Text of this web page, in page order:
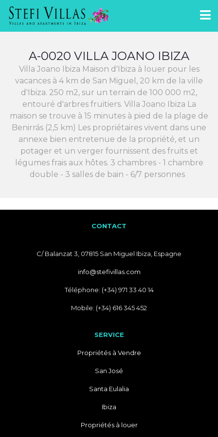
A-0020 VILLA JOANO IBIZA
Villa Joano Ibiza Maison d'Ibiza à louer pour les
vacances à 4 km de San Miguel, 20 km de la ville
d'Ibiza. 250 m2, sur un terrain de 100 000 m2,
entouré d'arbres fruitiers. Villa Joano Ibiza La
maison se trouve à 15 minutes à pied de la plage de
Benirrás (2,5 km) Les propriétaires vivent dans une
annexe bien entretenue de la propriété, et un
potager et un verger fournissent des fruits et
légumes frais aux hôtes. 3 chambres - 1 chambre
double - 3 salles de bain - 6/7 personnes
CONTACT
C/ Balanzat 3, 07815 San Miguel Ibiza, Espagne
info@stefivillas.com
Téléphone: (+34) 971 33 40 14
Mobile: (+34) 616 345 452
SERVICE
Propriétés à Vendre
San José
Santa Eulalia
Ibiza
Propriétés à louer